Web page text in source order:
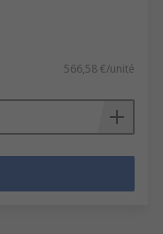
566,58 €/unité